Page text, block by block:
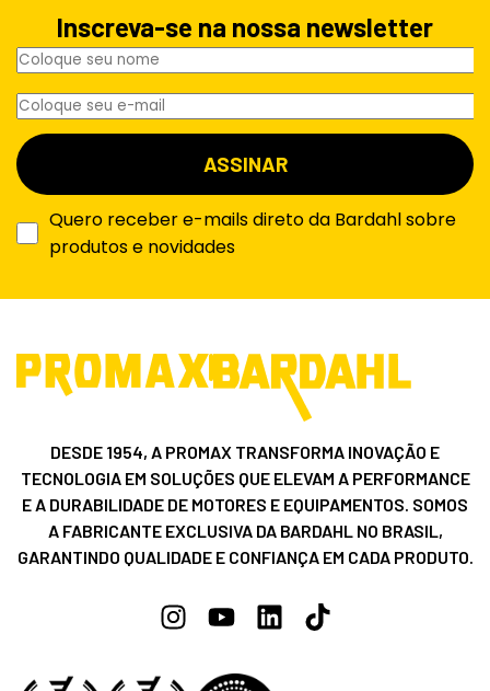
Inscreva-se na nossa newsletter
Quero receber e-mails direto da Bardahl sobre
produtos e novidades
DESDE 1954, A PROMAX TRANSFORMA INOVAÇÃO E
TECNOLOGIA EM SOLUÇÕES QUE ELEVAM A PERFORMANCE
E A DURABILIDADE DE MOTORES E EQUIPAMENTOS. SOMOS
A FABRICANTE EXCLUSIVA DA BARDAHL NO BRASIL,
GARANTINDO QUALIDADE E CONFIANÇA EM CADA PRODUTO.